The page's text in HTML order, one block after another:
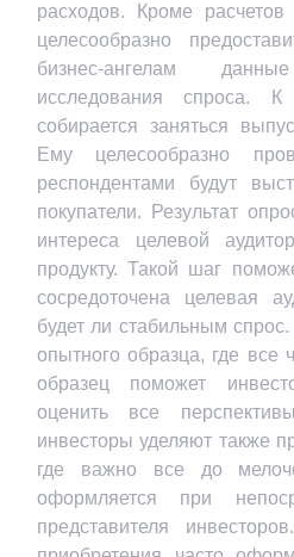
расходов. Кроме расчетов
целесообразно
бизнес-ангелам
исследования спроса. К
собирается заняться
Ему целесообразно
респондентами будут
покупатели. Результат
интереса целевой
продукту. Такой шаг
сосредоточена целевая
будет ли стабильным
опытного образца, где все
образец поможет
оценить все
инвесторы уделяют также
где важно все до
оформляется при
представителя